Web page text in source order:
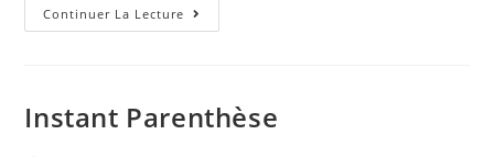
Continuer La Lecture
Instant Parenthèse